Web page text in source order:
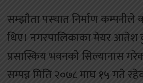
सम्झौता पस्चात निर्माण
थिए। नगरपालिकाका मेयर आतेश
प्रसास्किय भवनको सिल्यानास
सम्पन्न मिति २०७८ माघ १५ गते